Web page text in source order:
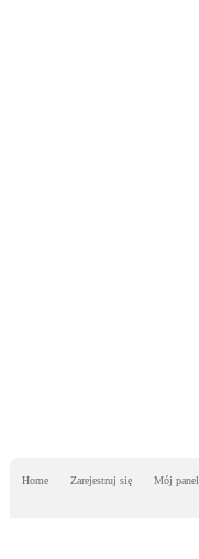
Home Zarejestruj się Mój panel